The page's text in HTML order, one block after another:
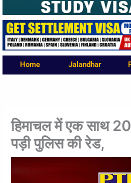
Home Jalandhar
हिमाचल में एक साथ
पड़ी पुलिस की रेड,